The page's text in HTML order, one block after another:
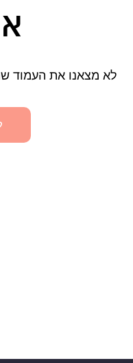
לא מצאנו את העמוד